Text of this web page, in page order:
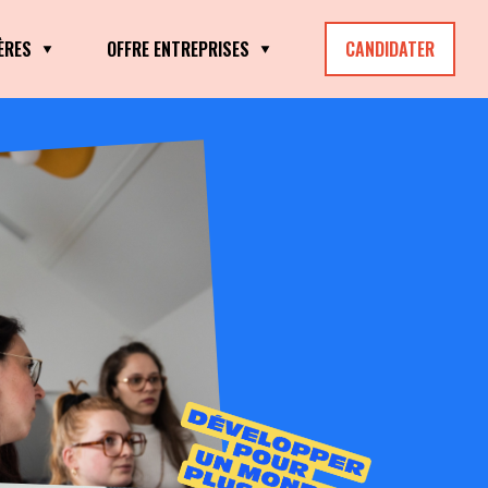
OFFRE ENTREPRISES CANDIDATER